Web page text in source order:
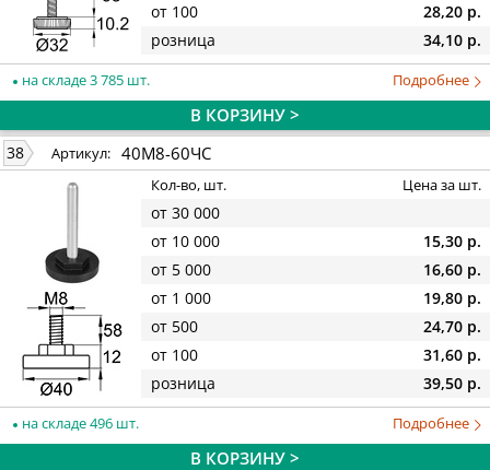
от 100
28,20 р.
розница
34,10 р.
на складе 3 785 шт. Подробнее
В КОРЗИНУ >
38 Артикул: 40М8-60ЧС
Кол-во, шт. Цена за шт.
от 30 000
от 10 000
15,30 р.
от 5 000
16,60 р.
от 1 000
19,80 р.
от 500
24,70 р.
от 100
31,60 р.
розница
39,50 р.
на складе 496 шт. Подробнее
В КОРЗИНУ >